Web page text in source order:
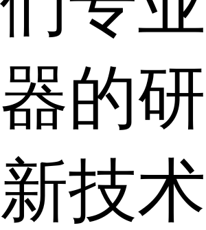
的
技